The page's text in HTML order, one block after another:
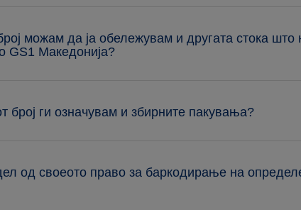
можам да ја обележувам и другата стока што
GS1 Македонија?
број ги означувам и збирните пакувања?
од своеото право за баркодирање на